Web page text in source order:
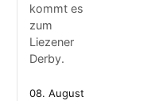
kommt es
zum
Liezener
Derby.
08. August